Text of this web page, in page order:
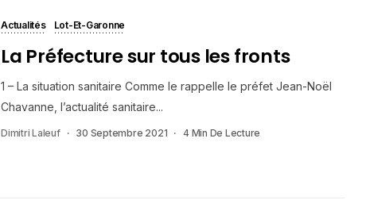
Actualités Lot-Et-Garonne
La Préfecture sur tous les fronts
1 – La situation sanitaire Comme le rappelle le préfet Jean-Noël
Chavanne, l’actualité sanitaire...
Dimitri Laleuf 30 Septembre 2021 4 Min De Lecture